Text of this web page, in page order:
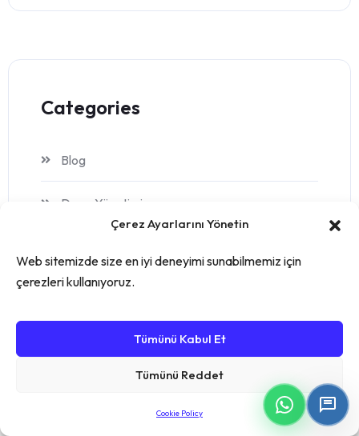
Çerez Ayarlarını Yönetin
Web sitemizde size en iyi deneyimi sunabilmemiz için
çerezleri kullanıyoruz.
Tümünü Kabul Et
Tümünü Reddet
Cookie Policy
Categories
Blog
Depo Yönetimi
English
Sektörel Sözlük